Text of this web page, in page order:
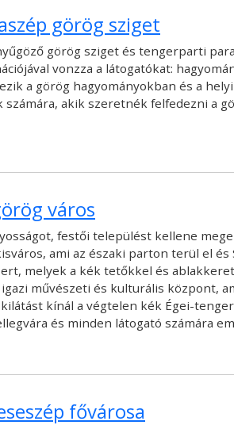
görög sziget
görög sziget és tengerparti
vonzza a látogatókat:
a görög hagyományokban és a
akik szeretnék felfedezni a
város
festői települést kellene
ami az északi parton terül el
melyek a kék tetőkkel és
művészeti és kulturális központ,
kínál a végtelen kék Égei-
és minden látogató számára
fővárosa